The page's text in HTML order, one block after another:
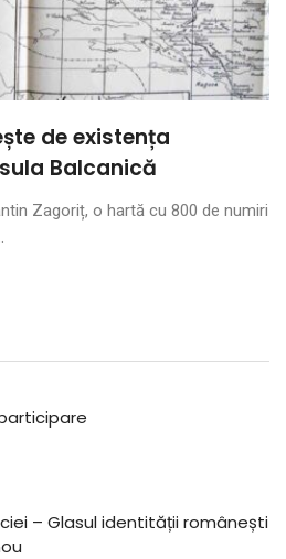
de existența
Balcanică
Zagoriț, o hartă cu 800 de numiri
– Glasul identității românești